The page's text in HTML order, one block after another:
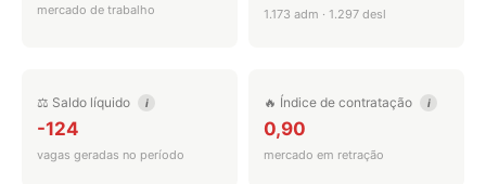
mercado de trabalho 1.173 adm · 1.297 desl
⚖️ Saldo líquido i
-124
vagas geradas no período
🔥 Índice de contratação i
0,90
mercado em retração